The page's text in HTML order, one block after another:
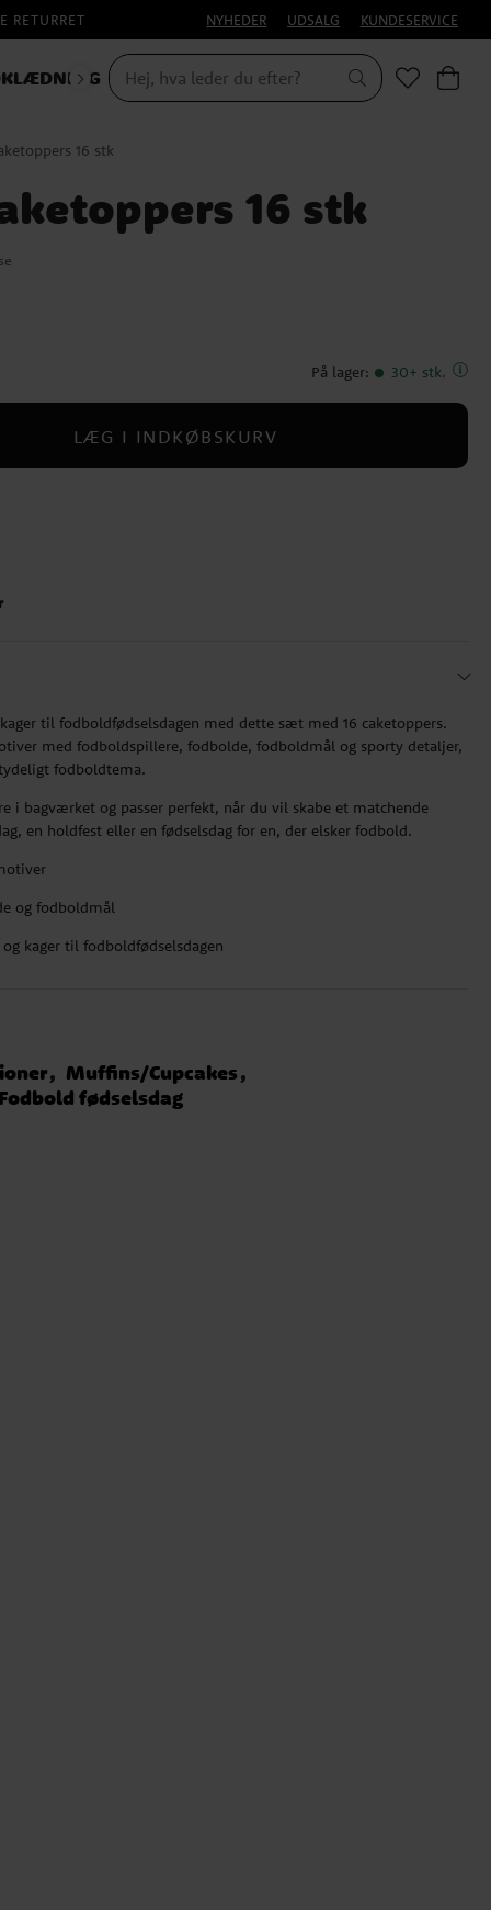
RETURRET NYHEDER UDSALG KUNDESERVICE
16 stk
16 stk
På lager: 30+ stk.
LÆG I INDKØBSKURV
til fodboldfødselsdagen med dette sæt med 16 caketoppers.
med fodboldspillere, fodbolde, fodboldmål og sporty detaljer,
fodboldtema.
i bagværket og passer perfekt, når du vil skabe et matchende
en holdfest eller en fødselsdag for en, der elsker fodbold.
og fodboldmål
kager til fodboldfødselsdagen
Muffins/Cupcakes
Fodbold fødselsdag